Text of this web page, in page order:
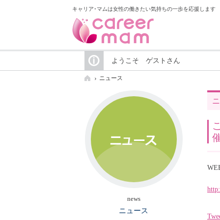
キャリア･マムは女性の働きたい気持ちの一歩を応援します
ようこそ ゲストさん
ニュース
news
ニュース